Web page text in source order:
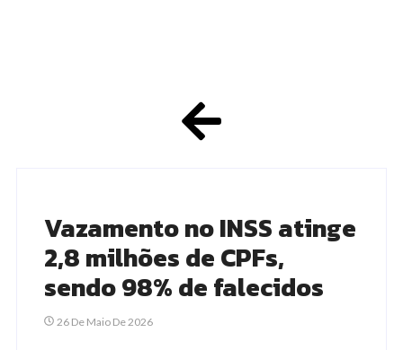
Vazamento no INSS atinge
2,8 milhões de CPFs,
sendo 98% de falecidos
26 De Maio De 2026